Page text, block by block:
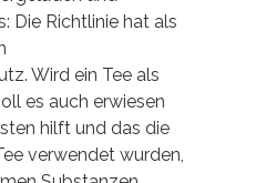
Die Richtlinie hat als
Wird ein Tee als
es auch erwiesen
hilft und das die
verwendet wurden,